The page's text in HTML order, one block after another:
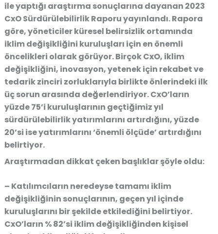
ile yaptığı araştırma sonuçlarına dayanan 2023
CxO Sürdürülebilirlik Raporu yayınlandı. Rapora
göre, yöneticiler küresel belirsizlik ortamında
iklim değişikliğini kuruluşları için en önemli
öncelikleri olarak görüyor. Birçok CxO, iklim
değişikliğini, inovasyon, yetenek için rekabet ve
tedarik zinciri zorluklarıyla birlikte önlerindeki ilk
üç sorun arasında değerlendiriyor. CxO’ların
yüzde 75’i kuruluşlarının geçtiğimiz yıl
sürdürülebilirlik yatırımlarını artırdığını, yüzde
20’si ise yatırımlarını ‘önemli ölçüde’ artırdığını
belirtiyor.
Araştırmadan dikkat çeken başlıklar şöyle oldu:
– Katılımcıların neredeyse tamamı iklim
değişikliğinin sonuçlarının, geçen yıl içinde
kuruluşlarını bir şekilde etkilediğini belirtiyor.
CxO’ların % 82’si iklim değişikliğinden kişisel